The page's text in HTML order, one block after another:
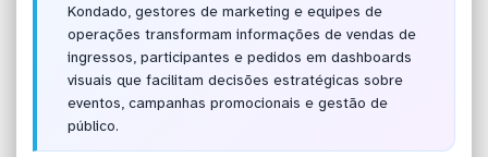
Kondado, gestores de marketing e equipes de
operações transformam informações de vendas de
ingressos, participantes e pedidos em dashboards
visuais que facilitam decisões estratégicas sobre
eventos, campanhas promocionais e gestão de
público.